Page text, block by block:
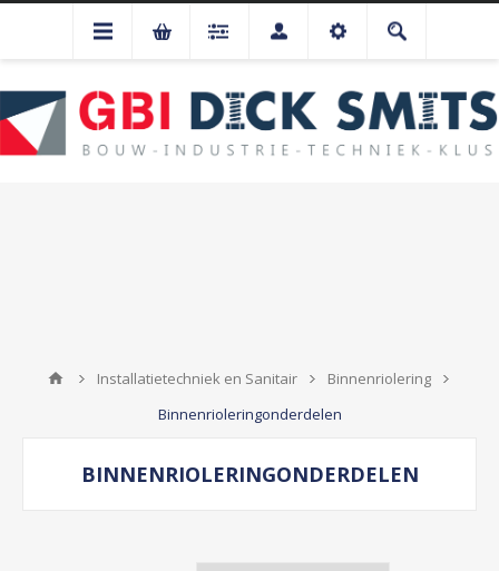
Installatietechniek en Sanitair
Binnenriolering
Binnenrioleringonderdelen
BINNENRIOLERINGONDERDELEN